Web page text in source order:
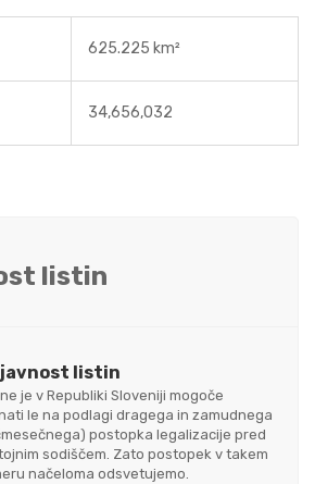
625.225 km²
34,656,032
listin
listin
je v Republiki Sloveniji mogoče
le na podlagi dragega in zamudnega
postopka legalizacije pred
sodiščem. Zato postopek v takem
načeloma odsvetujemo.